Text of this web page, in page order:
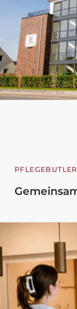
PFLEGEBUTLER